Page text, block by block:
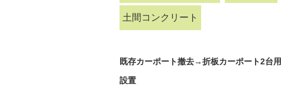
土間コンクリート
既存カーポート撤去→折板カーポート2台用
設置